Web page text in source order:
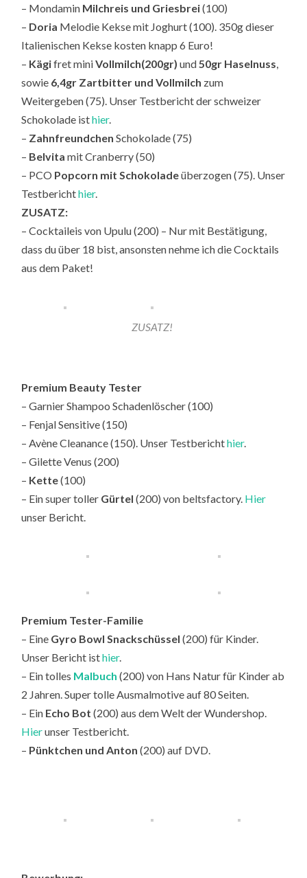
– Mondamin Milchreis und Griesbrei(100)
– Doria Melodie Kekse mit Joghurt (100). 350g dieser
Italienischen Kekse kosten knapp 6 Euro!
– Kägifret miniVollmilch(200gr) und50gr Haselnuss,
sowie 6,4gr Zartbitter und Vollmilch zum
Weitergeben (75). Unser Testbericht der schweizer
Schokolade isthier.
– Zahnfreundchen Schokolade (75)
– Belvita mit Cranberry (50)
– PCO Popcorn mit Schokoladeüberzogen (75). Unser
Testberichthier.
ZUSATZ:
– Cocktaileis von Upulu (200) – Nur mit Bestätigung,
dass du über 18 bist, ansonsten nehme ich die Cocktails
aus dem Paket!
ZUSATZ!
Premium Beauty Tester
– Garnier Shampoo Schadenlöscher (100)
– Fenjal Sensitive (150)
– Avène Cleanance (150). Unser Testberichthier.
– Gilette Venus (200)
– Kette(100)
– Ein super toller Gürtel (200) von beltsfactory. Hier
unser Bericht.
Premium Tester-Familie
– Eine Gyro Bowl Snackschüssel (200) für Kinder.
Unser Bericht isthier.
– Ein tolles Malbuch (200) von Hans Natur für Kinder ab
2 Jahren. Super tolle Ausmalmotive auf 80 Seiten.
– Ein Echo Bot (200) aus dem Welt der Wundershop.
Hierunser Testbericht.
– Pünktchen und Anton (200) auf DVD.